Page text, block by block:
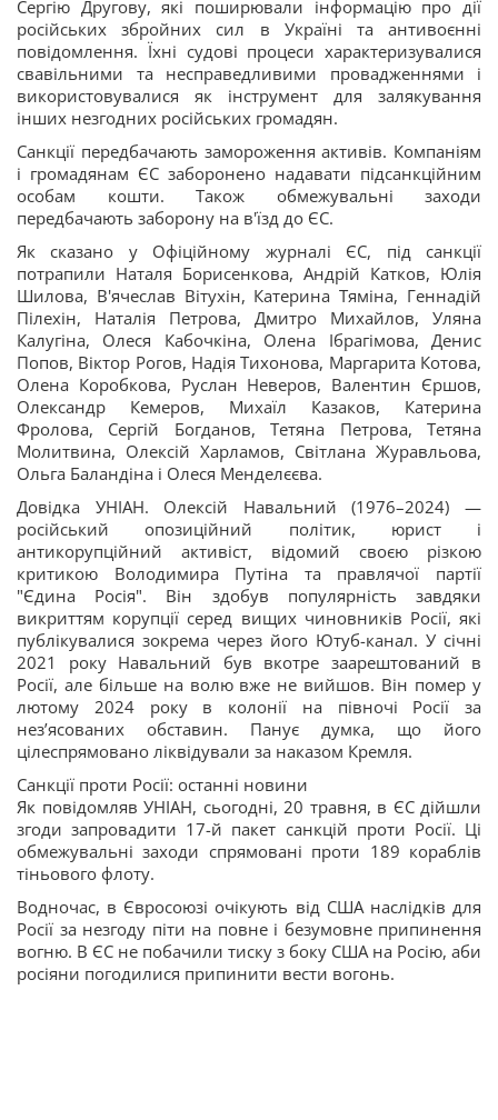
Сергію Другову, які поширювали інформацію про дії
російських збройних сил в Україні та антивоєнні
повідомлення. Їхні судові процеси характеризувалися
свавільними та несправедливими провадженнями і
використовувалися як інструмент для залякування
інших незгодних російських громадян.
Санкції передбачають замороження активів. Компаніям
і громадянам ЄС заборонено надавати підсанкційним
особам кошти. Також обмежувальні заходи
передбачають заборону на в'їзд до ЄС.
Як сказано у Офіційному журналі ЄС, під санкції
потрапили Наталя Борисенкова, Андрій Катков, Юлія
Шилова, В'ячеслав Вітухін, Катерина Тяміна, Геннадій
Пілехін, Наталія Петрова, Дмитро Михайлов, Уляна
Калугіна, Олеся Кабочкіна, Олена Ібрагімова, Денис
Попов, Віктор Рогов, Надія Тихонова, Маргарита Котова,
Олена Коробкова, Руслан Неверов, Валентин Єршов,
Олександр Кемеров, Михаїл Казаков, Катерина
Фролова, Сергій Богданов, Тетяна Петрова, Тетяна
Молитвина, Олексій Харламов, Світлана Журавльова,
Ольга Баландіна і Олеся Менделєєва.
Довідка УНІАН. Олексій Навальний (1976–2024) —
російський опозиційний політик, юрист і
антикорупційний активіст, відомий своєю різкою
критикою Володимира Путіна та правлячої партії
"Єдина Росія". Він здобув популярність завдяки
викриттям корупції серед вищих чиновників Росії, які
публікувалися зокрема через його Ютуб-канал. У січні
2021 року Навальний був вкотре заарештований в
Росії, але більше на волю вже не вийшов. Він помер у
лютому 2024 року в колонії на півночі Росії за
нез’ясованих обставин. Панує думка, що його
цілеспрямовано ліквідували за наказом Кремля.
Санкції проти Росії: останні новини
Як повідомляв УНІАН, сьогодні, 20 травня, в ЄС дійшли
згоди запровадити 17-й пакет санкцій проти Росії. Ці
обмежувальні заходи спрямовані проти 189 кораблів
тіньового флоту.
Водночас, в Євросоюзі очікують від США наслідків для
Росії за незгоду піти на повне і безумовне припинення
вогню. В ЄС не побачили тиску з боку США на Росію, аби
росіяни погодилися припинити вести вогонь.